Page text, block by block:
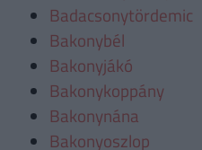
Badacsonytördemic
Bakonybél
Bakonyjákó
Bakonykoppány
Bakonynána
Bakonyoszlop